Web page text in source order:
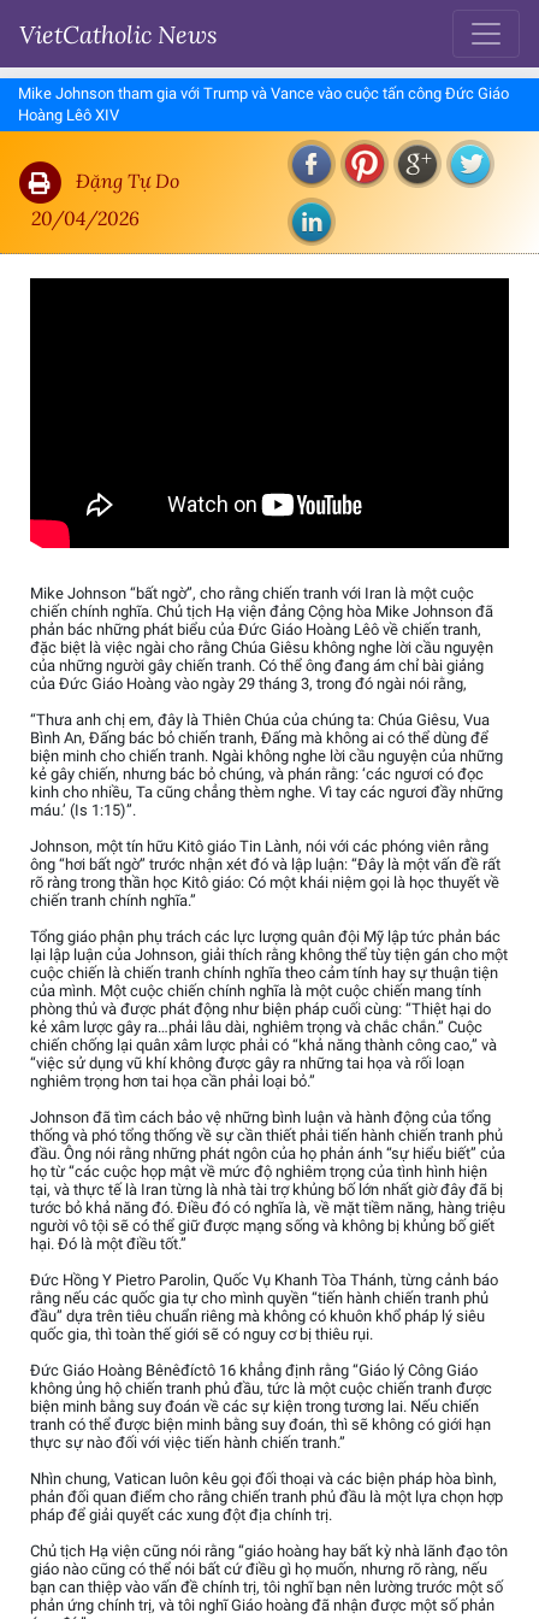
VietCatholic News
Mike Johnson tham gia với Trump và Vance vào cuộc tấn công Đức Giáo
Hoàng Lêô XIV
Đặng Tự Do
20/04/2026
Mike Johnson “bất ngờ”, cho rằng chiến tranh với Iran là một cuộc
chiến chính nghĩa. Chủ tịch Hạ viện đảng Cộng hòa Mike Johnson đã
phản bác những phát biểu của Đức Giáo Hoàng Lêô về chiến tranh,
đặc biệt là việc ngài cho rằng Chúa Giêsu không nghe lời cầu nguyện
của những người gây chiến tranh. Có thể ông đang ám chỉ bài giảng
của Đức Giáo Hoàng vào ngày 29 tháng 3, trong đó ngài nói rằng,
“Thưa anh chị em, đây là Thiên Chúa của chúng ta: Chúa Giêsu, Vua
Bình An, Đấng bác bỏ chiến tranh, Đấng mà không ai có thể dùng để
biện minh cho chiến tranh. Ngài không nghe lời cầu nguyện của những
kẻ gây chiến, nhưng bác bỏ chúng, và phán rằng: ‘các ngươi có đọc
kinh cho nhiều, Ta cũng chẳng thèm nghe. Vì tay các ngươi đầy những
máu.’ (Is 1:15)”.
Johnson, một tín hữu Kitô giáo Tin Lành, nói với các phóng viên rằng
ông “hơi bất ngờ” trước nhận xét đó và lập luận: “Đây là một vấn đề rất
rõ ràng trong thần học Kitô giáo: Có một khái niệm gọi là học thuyết về
chiến tranh chính nghĩa.”
Tổng giáo phận phụ trách các lực lượng quân đội Mỹ lập tức phản bác
lại lập luận của Johnson, giải thích rằng không thể tùy tiện gán cho một
cuộc chiến là chiến tranh chính nghĩa theo cảm tính hay sự thuận tiện
của mình. Một cuộc chiến chính nghĩa là một cuộc chiến mang tính
phòng thủ và được phát động như biện pháp cuối cùng: “Thiệt hại do
kẻ xâm lược gây ra…phải lâu dài, nghiêm trọng và chắc chắn.” Cuộc
chiến chống lại quân xâm lược phải có “khả năng thành công cao,” và
“việc sử dụng vũ khí không được gây ra những tai họa và rối loạn
nghiêm trọng hơn tai họa cần phải loại bỏ.”
Johnson đã tìm cách bảo vệ những bình luận và hành động của tổng
thống và phó tổng thống về sự cần thiết phải tiến hành chiến tranh phủ
đầu. Ông nói rằng những phát ngôn của họ phản ánh “sự hiểu biết” của
họ từ “các cuộc họp mật về mức độ nghiêm trọng của tình hình hiện
tại, và thực tế là Iran từng là nhà tài trợ khủng bố lớn nhất giờ đây đã bị
tước bỏ khả năng đó. Điều đó có nghĩa là, về mặt tiềm năng, hàng triệu
người vô tội sẽ có thể giữ được mạng sống và không bị khủng bố giết
hại. Đó là một điều tốt.”
Đức Hồng Y Pietro Parolin, Quốc Vụ Khanh Tòa Thánh, từng cảnh báo
rằng nếu các quốc gia tự cho mình quyền “tiến hành chiến tranh phủ
đầu” dựa trên tiêu chuẩn riêng mà không có khuôn khổ pháp lý siêu
quốc gia, thì toàn thế giới sẽ có nguy cơ bị thiêu rụi.
Đức Giáo Hoàng Bênêđíctô 16 khẳng định rằng “Giáo lý Công Giáo
không ủng hộ chiến tranh phủ đầu, tức là một cuộc chiến tranh được
biện minh bằng suy đoán về các sự kiện trong tương lai. Nếu chiến
tranh có thể được biện minh bằng suy đoán, thì sẽ không có giới hạn
thực sự nào đối với việc tiến hành chiến tranh.”
Nhìn chung, Vatican luôn kêu gọi đối thoại và các biện pháp hòa bình,
phản đối quan điểm cho rằng chiến tranh phủ đầu là một lựa chọn hợp
pháp để giải quyết các xung đột địa chính trị.
Chủ tịch Hạ viện cũng nói rằng “giáo hoàng hay bất kỳ nhà lãnh đạo tôn
giáo nào cũng có thể nói bất cứ điều gì họ muốn, nhưng rõ ràng, nếu
bạn can thiệp vào vấn đề chính trị, tôi nghĩ bạn nên lường trước một số
phản ứng chính trị, và tôi nghĩ Giáo hoàng đã nhận được một số phản